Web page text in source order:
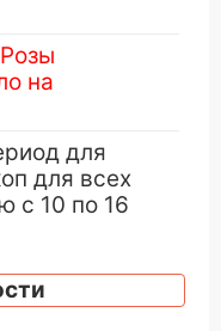
на
для
для всех
с 10 по 16
в
«море»